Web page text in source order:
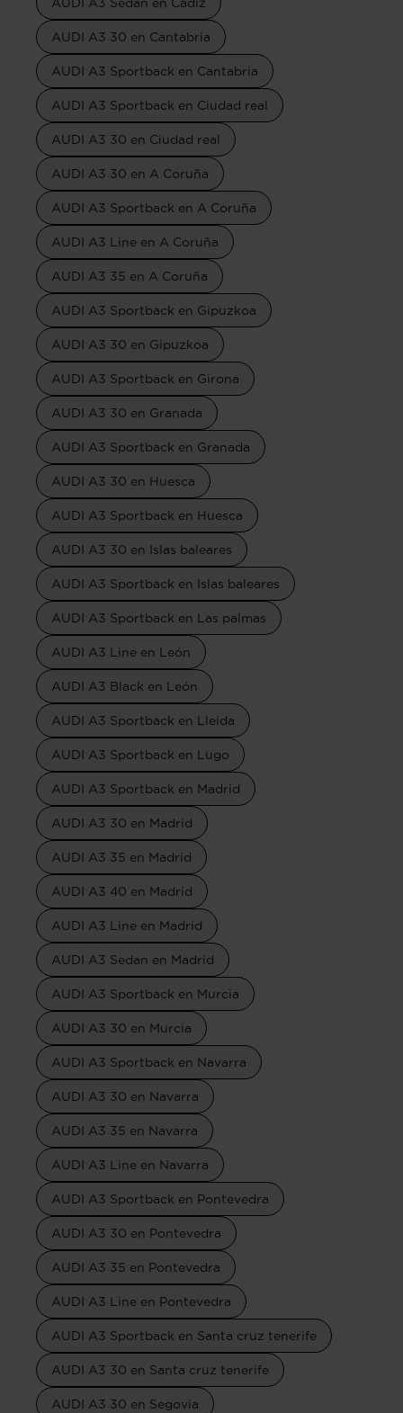
AUDI A3 30 en Cantabria
AUDI A3 Sportback en Cantabria
AUDI A3 Sportback en Ciudad real
AUDI A3 30 en Ciudad real
AUDI A3 30 en A Coruña
AUDI A3 Sportback en A Coruña
AUDI A3 Line en A Coruña
AUDI A3 35 en A Coruña
AUDI A3 Sportback en Gipuzkoa
AUDI A3 30 en Gipuzkoa
AUDI A3 Sportback en Girona
AUDI A3 30 en Granada
AUDI A3 Sportback en Granada
AUDI A3 30 en Huesca
AUDI A3 Sportback en Huesca
AUDI A3 30 en Islas baleares
AUDI A3 Sportback en Islas baleares
AUDI A3 Sportback en Las palmas
AUDI A3 Line en León
AUDI A3 Black en León
AUDI A3 Sportback en Lleida
AUDI A3 Sportback en Lugo
AUDI A3 Sportback en Madrid
AUDI A3 30 en Madrid
AUDI A3 35 en Madrid
AUDI A3 40 en Madrid
AUDI A3 Line en Madrid
AUDI A3 Sedan en Madrid
AUDI A3 Sportback en Murcia
AUDI A3 30 en Murcia
AUDI A3 Sportback en Navarra
AUDI A3 30 en Navarra
AUDI A3 35 en Navarra
AUDI A3 Line en Navarra
AUDI A3 Sportback en Pontevedra
AUDI A3 30 en Pontevedra
AUDI A3 35 en Pontevedra
AUDI A3 Line en Pontevedra
AUDI A3 Sportback en Santa cruz tenerife
AUDI A3 30 en Santa cruz tenerife
AUDI A3 30 en Segovia